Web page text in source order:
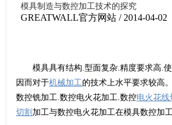
模具制造与数控加工技术的探究
GREATWALL官方网站 / 2014-04-02
模具具有结构.型面复杂.精度要求高.
因而对于机械加工的技术上水平要求较高
数控铣加工.数控电火花加工.数控电火花线
切割 加工与数控电火花加工在模具数控加